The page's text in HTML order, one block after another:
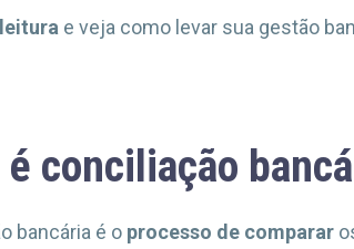
e veja como levar sua gestão
é conciliação
bancária é o processo de comparar